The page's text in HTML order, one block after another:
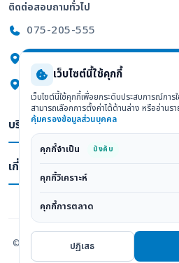
ติดต่อสอบถามทั่วไป
075-205-555
ดูแผนที่ Google Maps
บริการทางการแพทย์
เกี่ยวกับเรา
© 2026 โรงพยาบาลวัฒนแพทย์ ตรัง :
Rights
เว็บไซต์นี้ใช้คุกกี้
เว็บไซต์นี้ใช้คุกกี้เพื่อยกระดับประสบการณ์การ
สามารถเลือกการตั้งค่าได้ด้านล่าง หรืออ่านร
คุ้มครองข้อมูลส่วนบุคคล
คุกกี้จำเป็น บังคับ
คุกกี้วิเคราะห์
คุกกี้การตลาด
ปฏิเสธ